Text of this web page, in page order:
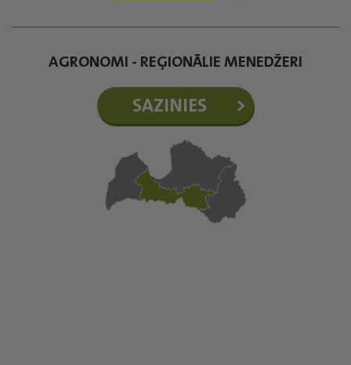
AGRONOMI - REĢIONĀLIE MENEDŽERI
SAZINIES